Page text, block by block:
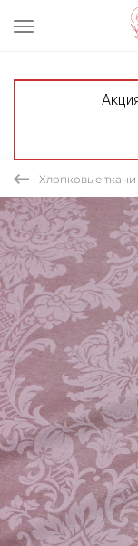
Хлопковые ткани